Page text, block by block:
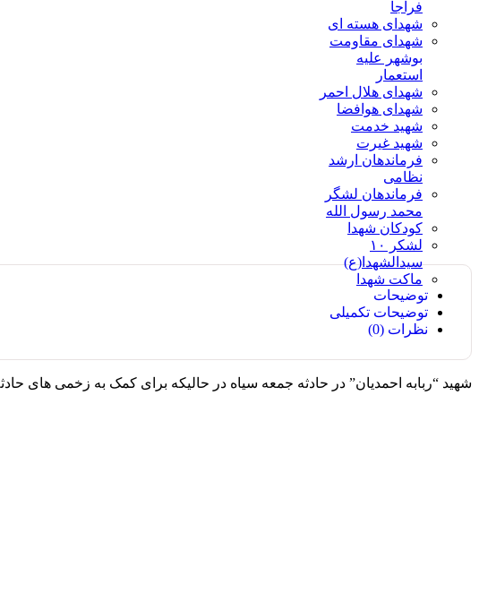
فراجا
شهدای هسته ای
شهدای مقاومت
بوشهر علیه
استعمار
شهدای هلال احمر
شهدای هوافضا
شهید خدمت
شهید غیرت
فرماندهان ارشد
نظامی
فرماندهان لشگر
محمد رسول الله
کودکان شهدا
لشکر ۱۰
سیدالشهدا(ع)
ماکت شهدا
توضیحات
توضیحات تکمیلی
نظرات (0)
شهید “ربابه احمدیان” در حادثه جمعه سیاه در حالیکه برای کمک به زخمی های